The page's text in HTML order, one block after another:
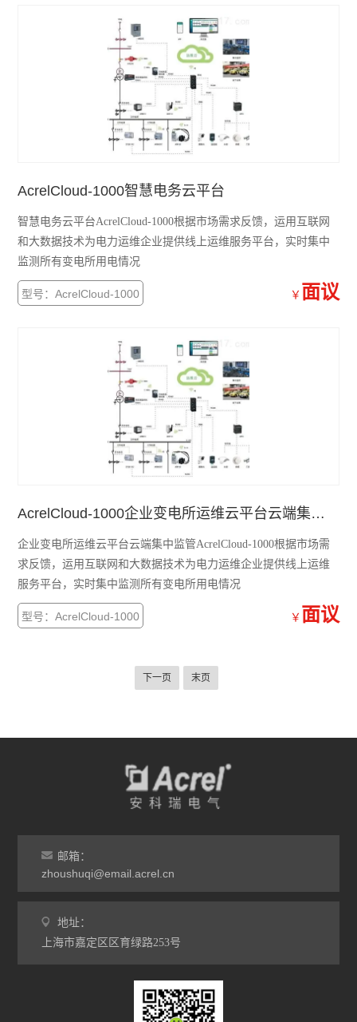
中压PT并列保护装置
工业用绝缘监测仪
单相电压表
三相电压表
ADDC 智能空调节能控制器
AGP 风力发电测量保护模块
AGF-D 光伏直流柜采集装置
AGF-IM 光伏直流绝缘监测装置
APV-M系列智能光伏汇流箱
ACTB系列电流互感器过电压保护器
ASJ系列智能电力继电器
ACM配电线路过负荷监控装置
ALP智能型低压线路保护装置
AMC16 系列监控装置
ARC功率因数自动补偿控制器
PZ系列可编程智能电测仪表
查看全部 >>
AcrelCloud-1000智慧电务云平台
智慧电务云平台AcrelCloud-1000根据市场需求反馈，运用互联网
和大数据技术为电力运维企业提供线上运维服务平台，实时集中
监测所有变电所用电情况
型号：AcrelCloud-1000 ￥ 面议
AcrelCloud-1000企业变电所运维云平台云端集中监管
企业变电所运维云平台云端集中监管AcrelCloud-1000根据市场需
求反馈，运用互联网和大数据技术为电力运维企业提供线上运维
服务平台，实时集中监测所有变电所用电情况
型号：AcrelCloud-1000 ￥ 面议
下一页 末页
邮箱：
zhoushuqi@email.acrel.cn
地址：
上海市嘉定区区育绿路253号